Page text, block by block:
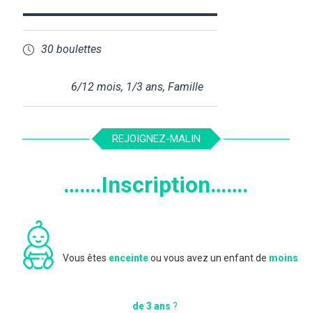
30 boulettes
6/12 mois, 1/3 ans,Famille
REJOIGNEZ-MALIN
…….Inscription…….
Vous êtes enceinteou vous avez un enfant de moins
de 3 ans ?